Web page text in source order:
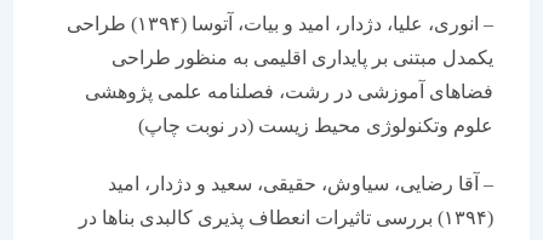
– انوری، علیا، دژدار، امید و بیات، آتوسا (۱۳۹۴) طراحی
یکمدل مبتنی بر پایداری اقلیمی به منظور طراحی
فضاهای آموزشی در رشت، فصلنامه علمی پژوهشی
علوم وتکنولوژی محیط زیست (در نوبت چاپ)
– آقا رضایی، سیاوش، حقیقی، سعید و دژدار، امید
(۱۳۹۴) بررسی تاثیرات انعطاف پذیری کالبدی بناها در